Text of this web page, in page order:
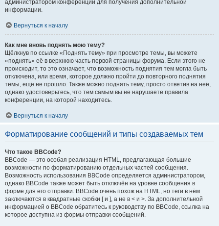
администратором конференции для получения дополнительной
информации.
Вернуться к началу
Как мне вновь поднять мою тему?
Щёлкнув по ссылке «Поднять тему» при просмотре темы, вы можете
«поднять» её в верхнюю часть первой страницы форума. Если этого не
происходит, то это означает, что возможность поднятия тем могла быть
отключена, или время, которое должно пройти до повторного поднятия
темы, ещё не прошло. Также можно поднять тему, просто ответив на неё,
однако удостоверьтесь, что тем самым вы не нарушаете правила
конференции, на которой находитесь.
Вернуться к началу
Форматирование сообщений и типы создаваемых тем
Что такое BBCode?
BBCode — это особая реализация HTML, предлагающая большие
возможности по форматированию отдельных частей сообщения.
Возможность использования BBCode определяется администратором,
однако BBCode также может быть отключён на уровне сообщения в
форме для его отправки. BBCode очень похож на HTML, но теги в нём
заключаются в квадратные скобки [ и ], а не в < и >. За дополнительной
информацией о BBCode обратитесь к руководству по BBCode, ссылка на
которое доступна из формы отправки сообщений.